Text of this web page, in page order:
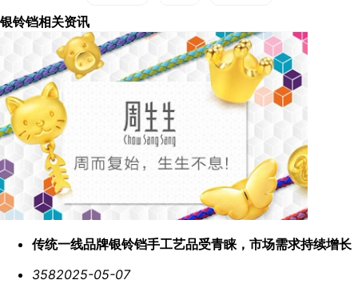
银铃铛相关资讯
传统一线品牌银铃铛手工艺品受青睐，市场需求持续增长
3582025-05-07